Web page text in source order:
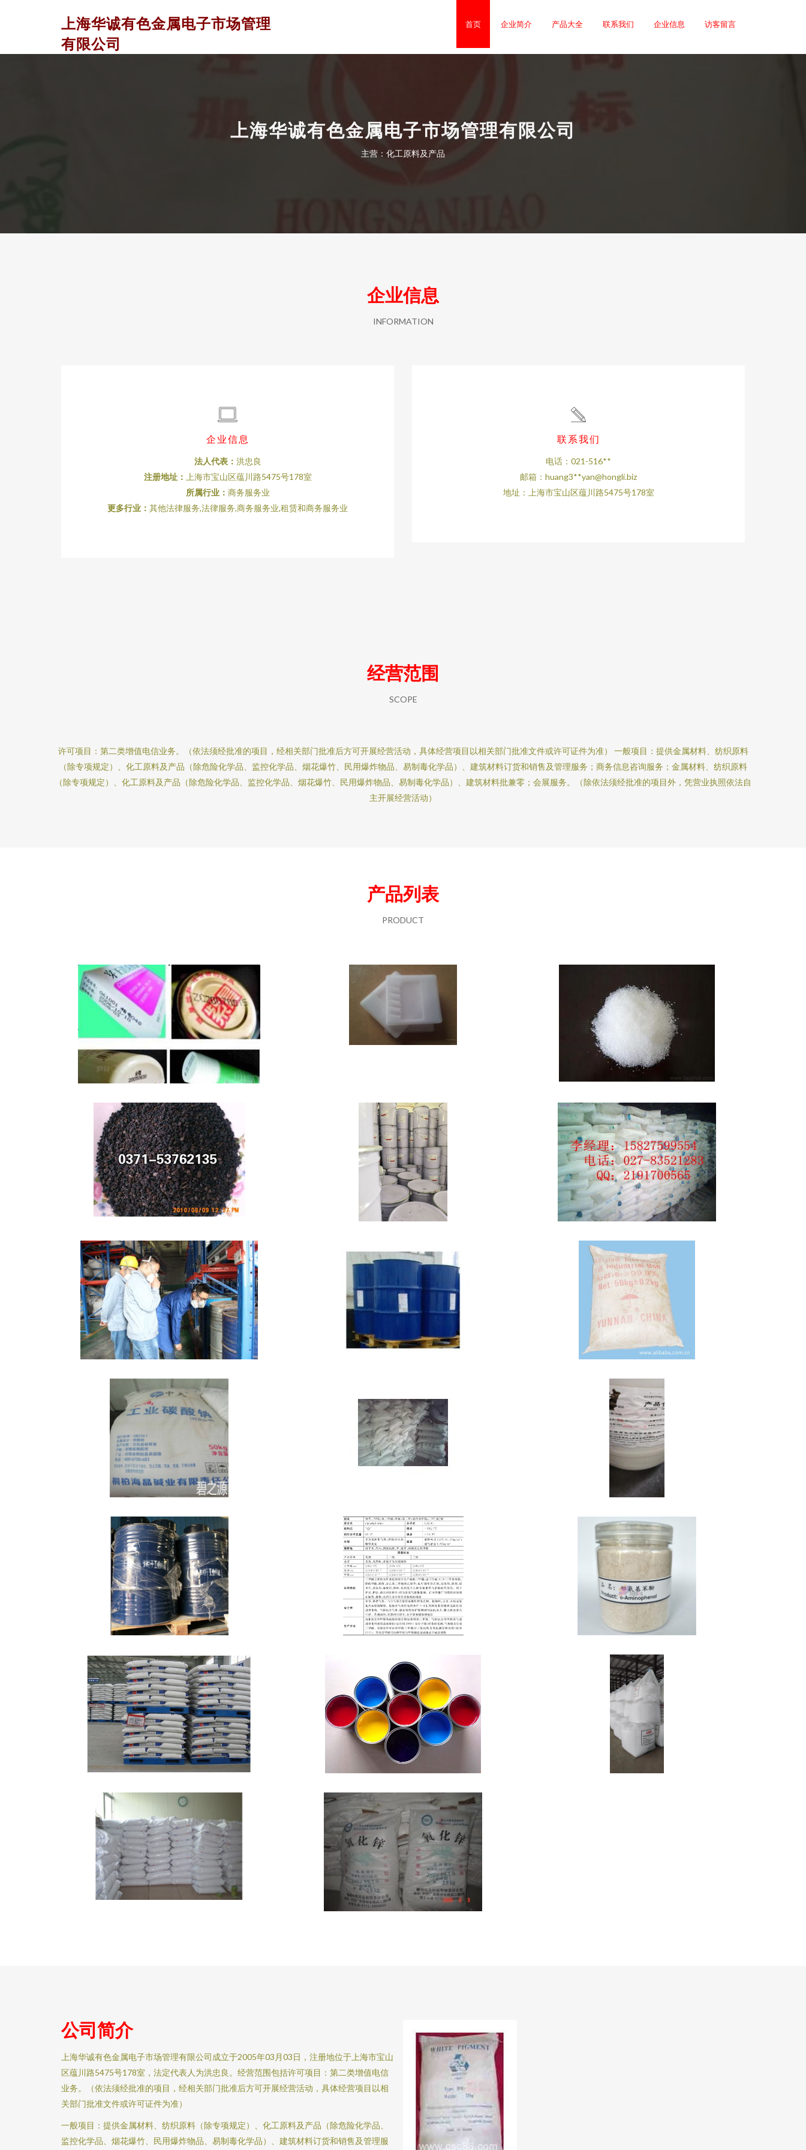
上海华诚有色金属电子市场管理
有限公司
首页 企业简介 产品大全 联系我们 企业信息 访客留言
上海华诚有色金属电子市场管理有限公司
主营：化工原料及产品
企业信息
INFORMATION
企业信息
法人代表： 洪忠良
注册地址：
上海市宝山区蕴川路5475号178室
所属行业： 商务服务业
更多行业： 其他法律服务,法律服务,商务服务业,租赁和商务服务业
联系我们
电话：021-516**
邮箱：huang3**yan@hongli.biz
地址：上海市宝山区蕴川路5475号178室
经营范围
SCOPE
许可项目：第二类增值电信业务。（依法须经批准的项目，经相关部门批准后方可开展经营活动，具体经营项目以相关部门批准文件或许可证件为准） 一般项目：提供金属材料、纺织原料
（除专项规定）、化工原料及产品（除危险化学品、监控化学品、烟花爆竹、民用爆炸物品、易制毒化学品）、建筑材料订货和销售及管理服务；商务信息咨询服务；金属材料、纺织原料
（除专项规定）、化工原料及产品（除危险化学品、监控化学品、烟花爆竹、民用爆炸物品、易制毒化学品）、建筑材料批兼零；会展服务。（除依法须经批准的项目外，凭营业执照依法自
主开展经营活动）
产品列表
PRODUCT
公司简介
上海华诚有色金属电子市场管理有限公司成立于2005年03月03日，注册地位于上海市宝山
区蕴川路5475号178室，法定代表人为洪忠良。经营范围包括许可项目：第二类增值电信
业务。（依法须经批准的项目，经相关部门批准后方可开展经营活动，具体经营项目以相
关部门批准文件或许可证件为准）
一般项目：提供金属材料、纺织原料（除专项规定）、化工原料及产品（除危险化学品、
监控化学品、烟花爆竹、民用爆炸物品、易制毒化学品）、建筑材料订货和销售及管理服